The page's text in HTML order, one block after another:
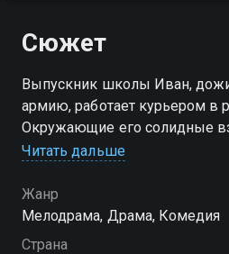
Сюжет
Выпускник школы Иван,
армию, работает курьером в
Окружающие его солидные
трудом приспосабливаются к
в невероятное происшествие
Читать дальше
Жанр
Мелодрама, Драма, Комедия
Страна